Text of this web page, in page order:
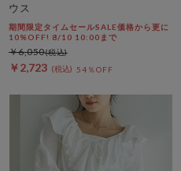
ウス
期間限定タイムセールSALE価格から更に
10%OFF! 8/10 10:00まで
￥2,723 54％OFF
￥6,050